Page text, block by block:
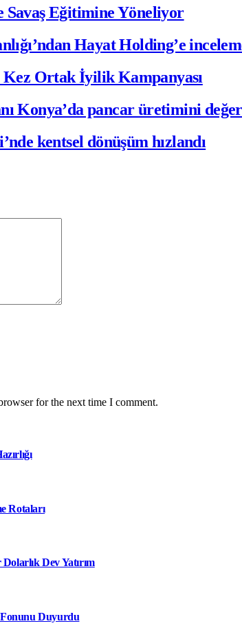
Savaş Eğitimine Yöneliyor
Hayat Holding’e
Kez Ortak İyilik Kampanyası
Konya’da pancar üretimini
kentsel dönüşüm hızlandı
for the next time I comment.
Rotaları
Dev Yatırım
Duyurdu